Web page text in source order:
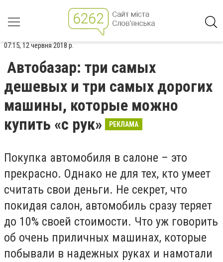
07:15, 12 червня 2018 р.
Автобазар: три самых
дешевых и три самых дорогих
машины, которые можно
купить «с рук»
РЕКЛАМА
Покупка автомобиля в салоне – это
прекрасно. Однако не для тех, кто умеет
считать свои деньги. Не секрет, что
покидая салон, автомобиль сразу теряет
до 10% своей стоимости. Что уж говорить
об очень приличных машинах, которые
побывали в надежных руках и намотали